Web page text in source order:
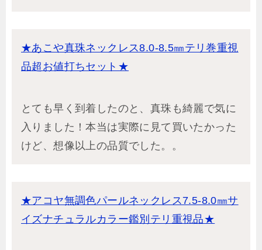
★あこや真珠ネックレス8.0-8.5㎜テリ巻重視
品超お値打ちセット★
とても早く到着したのと、真珠も綺麗で気に
入りました！本当は実際に見て買いたかった
けど、想像以上の品質でした。。
★アコヤ無調色パールネックレス7.5-8.0㎜サ
イズナチュラルカラー鑑別テリ重視品★